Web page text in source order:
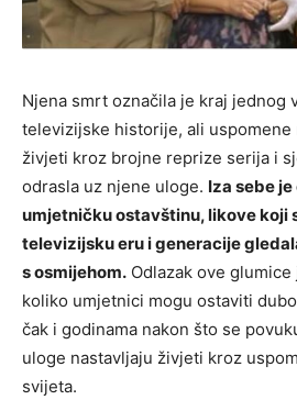
Njena smrt označila je kraj jednog
televizijske historije, ali uspomene
živjeti kroz brojne reprize serija i
odrasla uz njene uloge. Iza sebe
umjetničku ostavštinu, likove koji
televizijsku eru i generacije
s osmijehom. Odlazak ove
koliko umjetnici mogu ostaviti
čak i godinama nakon što se
uloge nastavljaju živjeti kroz
svijeta.